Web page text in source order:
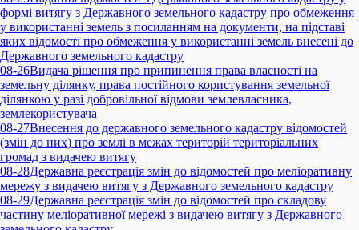
формі витягу з Державного земельного кадастру про обмеження
у використанні земель з посиланням на документи, на підставі
яких відомості про обмеження у використанні земель внесені до
Державного земельного кадастру
08-26Видача рішення про припинення права власності на
земельну ділянку, права постійного користування земельної
ділянкою у разі добровільної відмови землевласника,
землекористувача
08-27Внесення до державного земельного кадастру відомостей
(змін до них) про землі в межах територій територіальних
громад з видачею витягу
08-28Державна реєстрація змін до відомостей про меліоративну
мережу з видачею витягу з Державного земельного кадастру
08-29Державна реєстрація змін до відомостей про складову
частину меліоративної мережі з видачею витягу з Державного